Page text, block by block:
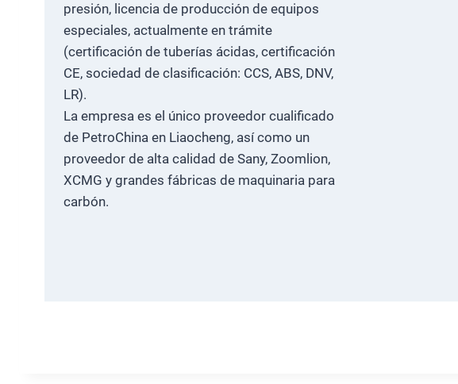
presión, licencia de producción de equipos
especiales, actualmente en trámite
(certificación de tuberías ácidas, certificación
CE, sociedad de clasificación: CCS, ABS, DNV,
LR).
La empresa es el único proveedor cualificado
de PetroChina en Liaocheng, así como un
proveedor de alta calidad de Sany, Zoomlion,
XCMG y grandes fábricas de maquinaria para
carbón.